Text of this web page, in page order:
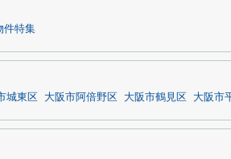
件特集
城東区 大阪市阿倍野区 大阪市鶴見区 大阪市